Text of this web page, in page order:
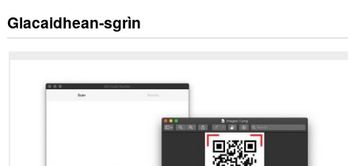
Glacaidhean-sgrìn